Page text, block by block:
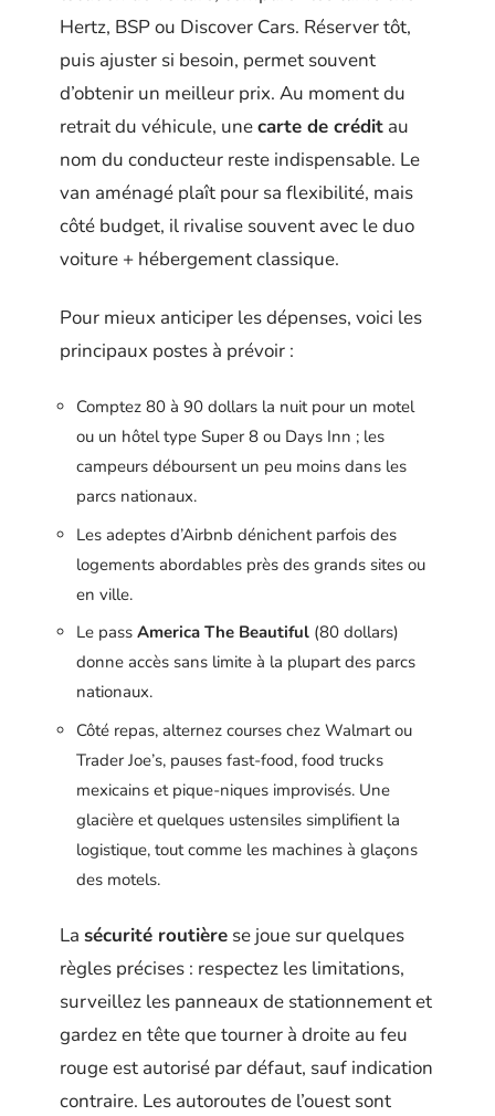
Hertz, BSP ou Discover Cars. Réserver tôt,
puis ajuster si besoin, permet souvent
d’obtenir un meilleur prix. Au moment du
retrait du véhicule, unecarte de crédit au
nom du conducteur reste indispensable. Le
van aménagé plaît pour sa flexibilité, mais
côté budget, il rivalise souvent avec le duo
voiture + hébergement classique.
Pour mieux anticiper les dépenses, voici les
principaux postes à prévoir :
Comptez 80 à 90 dollars la nuit pour un motel
ou un hôtel type Super 8 ou Days Inn ; les
campeurs déboursent un peu moins dans les
parcs nationaux.
Les adeptes d’Airbnb dénichent parfois des
logements abordables près des grands sites ou
en ville.
Le pass America The Beautiful (80 dollars)
donne accès sans limite à la plupart des parcs
nationaux.
Côté repas, alternez courses chez Walmart ou
Trader Joe’s, pauses fast-food, food trucks
mexicains et pique-niques improvisés. Une
glacière et quelques ustensiles simplifient la
logistique, tout comme les machines à glaçons
des motels.
La sécurité routière se joue sur quelques
règles précises : respectez les limitations,
surveillez les panneaux de stationnement et
gardez en tête que tourner à droite au feu
rouge est autorisé par défaut, sauf indication
contraire. Les autoroutes de l’ouest sont